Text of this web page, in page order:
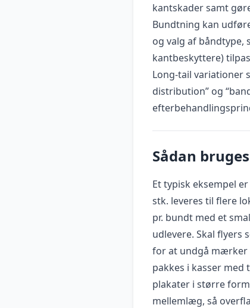
kantskader samt
Bundtning kan
og valg af
kantbeskyttere)
Long-tail variationer
distribution” og
Sådan
Et typisk eksempel
stk. leveres til flere
pr. bundt med et
udlevere. Skal flyers
for at undgå mærker
pakkes i kasser
plakater i større
mellemlæg, så